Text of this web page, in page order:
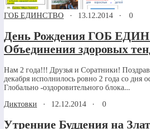
ГОБ ЕДИНСТВО · 13.12.2014 · 0
День Рождения ГОБ
Объединения здоровых
Нам 2 года!!! Друзья и Соратники!
декабря исполнилось ровно 2 года со дня
Глобально -оздоровительного блока...
Диктовки · 12.12.2014 · 0
Утренние Буддения на